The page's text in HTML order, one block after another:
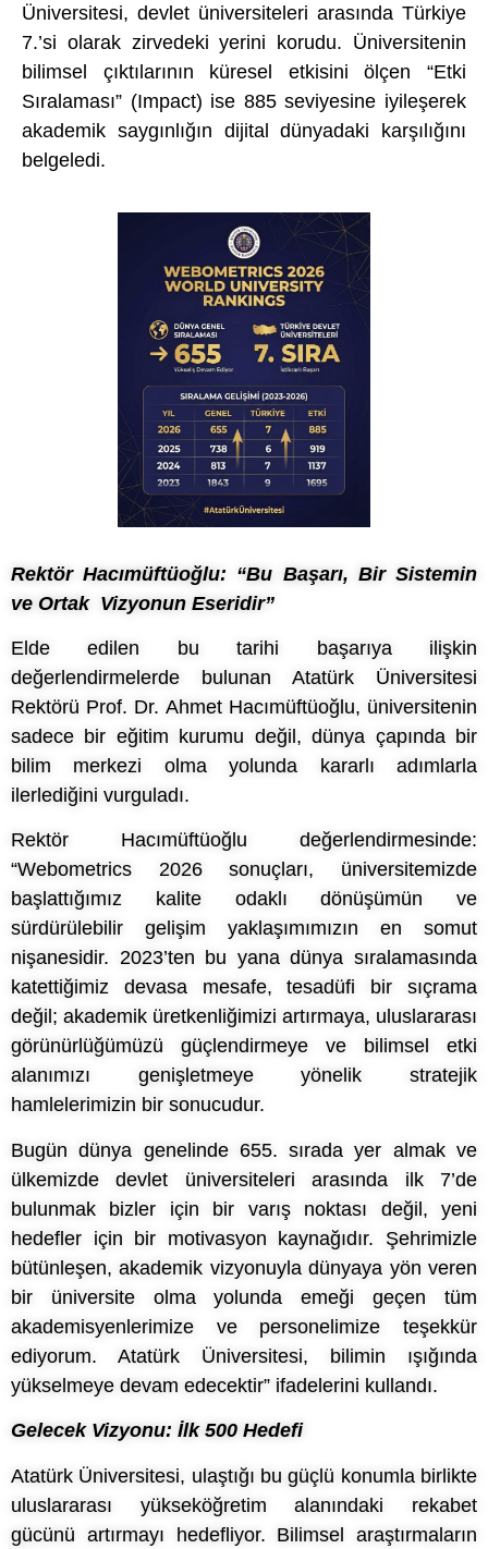
Üniversitesi, devlet üniversiteleri arasında Türkiye
7.’si olarak zirvedeki yerini korudu. Üniversitenin
bilimsel çıktılarının küresel etkisini ölçen “Etki
Sıralaması” (Impact) ise 885 seviyesine iyileşerek
akademik saygınlığın dijital dünyadaki karşılığını
belgeledi.
Rektör Hacımüftüoğlu: “Bu Başarı, Bir Sistemin
ve Ortak Vizyonun Eseridir”
Elde edilen bu tarihi başarıya ilişkin
değerlendirmelerde bulunan Atatürk Üniversitesi
Rektörü Prof. Dr. Ahmet Hacımüftüoğlu, üniversitenin
sadece bir eğitim kurumu değil, dünya çapında bir
bilim merkezi olma yolunda kararlı adımlarla
ilerlediğini vurguladı.
Rektör Hacımüftüoğlu değerlendirmesinde:
“Webometrics 2026 sonuçları, üniversitemizde
başlattığımız kalite odaklı dönüşümün ve
sürdürülebilir gelişim yaklaşımımızın en somut
nişanesidir. 2023’ten bu yana dünya sıralamasında
katettiğimiz devasa mesafe, tesadüfi bir sıçrama
değil; akademik üretkenliğimizi artırmaya, uluslararası
görünürlüğümüzü güçlendirmeye ve bilimsel etki
alanımızı genişletmeye yönelik stratejik
hamlelerimizin bir sonucudur.
Bugün dünya genelinde 655. sırada yer almak ve
ülkemizde devlet üniversiteleri arasında ilk 7’de
bulunmak bizler için bir varış noktası değil, yeni
hedefler için bir motivasyon kaynağıdır. Şehrimizle
bütünleşen, akademik vizyonuyla dünyaya yön veren
bir üniversite olma yolunda emeği geçen tüm
akademisyenlerimize ve personelimize teşekkür
ediyorum. Atatürk Üniversitesi, bilimin ışığında
yükselmeye devam edecektir” ifadelerini kullandı.
Gelecek Vizyonu: İlk 500 Hedefi
Atatürk Üniversitesi, ulaştığı bu güçlü konumla birlikte
uluslararası yükseköğretim alanındaki rekabet
gücünü artırmayı hedefliyor. Bilimsel araştırmaların